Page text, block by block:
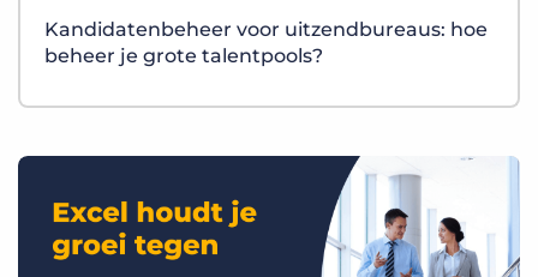
Kandidatenbeheer voor uitzendbureaus: hoe
beheer je grote talentpools?